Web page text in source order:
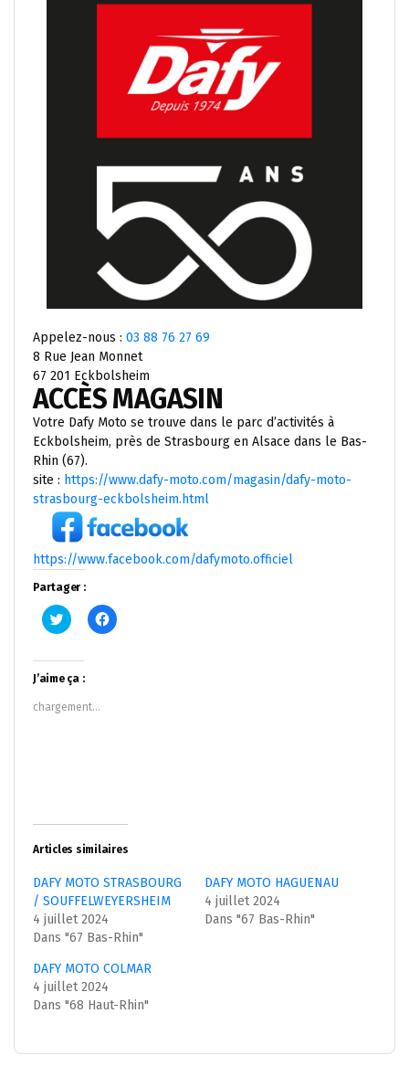
Appelez-nous : 03 88 76 27 69
8 Rue Jean Monnet
67 201 Eckbolsheim
ACCÈS MAGASIN
Votre Dafy Moto se trouve dans le parc d’activités à
Eckbolsheim, près de Strasbourg en Alsace dans le Bas-
Rhin (67).
site : https://www.dafy-moto.com/magasin/dafy-moto-
strasbourg-eckbolsheim.html
https://www.facebook.com/dafymoto.officiel
Partager :
Cliquez
pour
Twitter(ouvre
dans
une
nouvelle
fenêtre)
Cliquez
pour
J’aime ça :
chargement…
Articles similaires
DAFY MOTO STRASBOURG
/ SOUFFELWEYERSHEIM
4 juillet 2024
Dans "67 Bas-Rhin"
DAFY MOTO HAGUENAU
4 juillet 2024
Dans "67 Bas-Rhin"
DAFY MOTO COLMAR
4 juillet 2024
Dans "68 Haut-Rhin"